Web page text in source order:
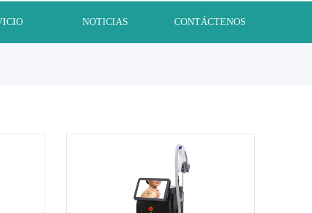
NOTICIAS CONTÁCTENOS